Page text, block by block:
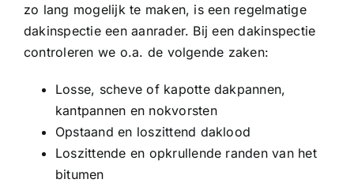
zo lang mogelijk te maken, is een regelmatige
dakinspectie een aanrader. Bij een dakinspectie
controleren we o.a. de volgende zaken:
Losse, scheve of kapotte dakpannen,
kantpannen en nokvorsten
Opstaand en loszittend daklood
Loszittende en opkrullende randen van het
bitumen